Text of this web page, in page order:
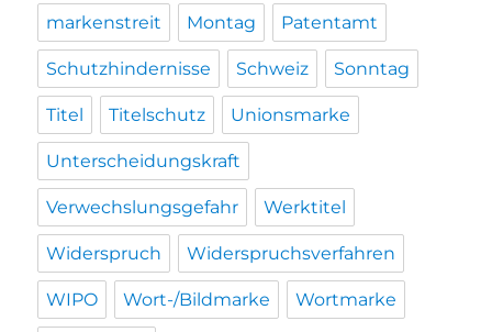
markenstreit Montag Patentamt
Schutzhindernisse Schweiz Sonntag
Titel Titelschutz Unionsmarke
Unterscheidungskraft
Verwechslungsgefahr Werktitel
Widerspruch Widerspruchsverfahren
WIPO Wort-/Bildmarke Wortmarke